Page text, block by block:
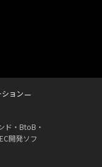
ョン
ド・BtoB・
開発ソフ